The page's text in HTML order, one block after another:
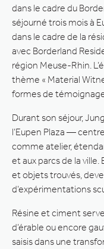
dans le cadre du
séjourné trois mois à
dans le cadre de la
avec Borderland
région Meuse-Rhin.
thème « Material
formes de
Durant son séjour,
l’Eupen Plaza —
comme atelier,
et aux parcs de la
et objets trouvés,
d’expérimentations
Résine et ciment
d’érable ou encore
saisis dans une